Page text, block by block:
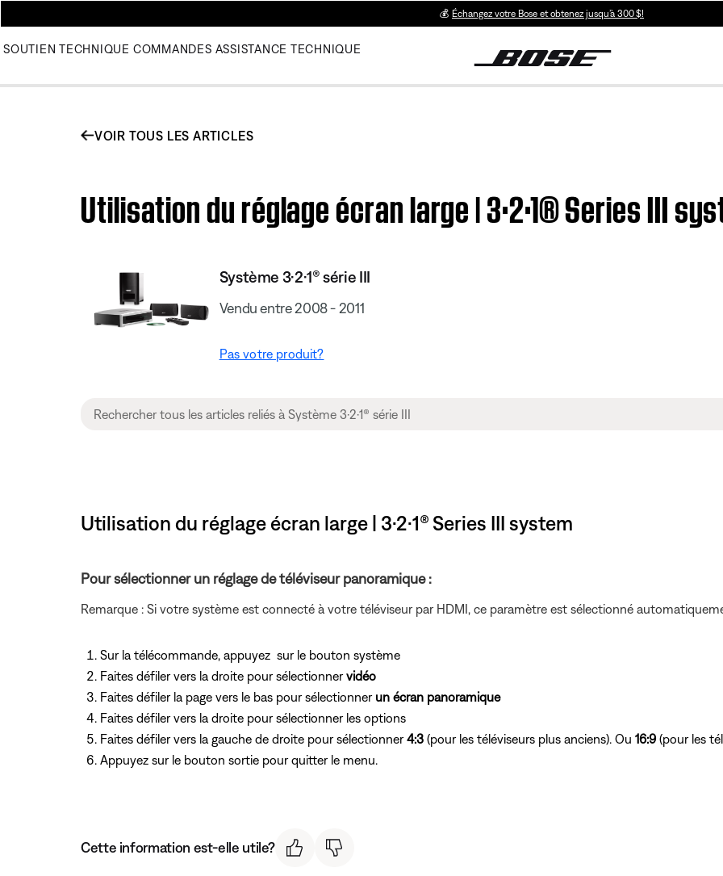
💰 Échangez votre Bose et obtenez jusqu’à 300 $!
SOUTIEN TECHNIQUE COMMANDES ASSISTANCE TECHNIQUE
VOIR TOUS LES ARTICLES
Utilisation du réglage écran large | 3·2·1® Series III
Système 3·2·1® série III
Vendu entre 2008 - 2011
Pas votre produit?
Utilisation du réglage écran large | 3·2·1® Series III system
Pour sélectionner un réglage de téléviseur panoramique :
Remarque : Si votre système est connecté à votre téléviseur par HDMI, ce paramètre est sélectionné
Sur la télécommande, appuyez sur le bouton système
Faites défiler vers la droite pour sélectionnervidéo
Faites défiler la page vers le bas pour sélectionner un écran panoramique
Faites défiler vers la droite pour sélectionner les options
Faites défiler vers la gauche de droite pour sélectionner4:3 (pour les téléviseurs plus anciens). Ou 16:9 (pour les
Appuyez sur le bouton sortie pour quitter le menu.
Cette information est-elle utile?